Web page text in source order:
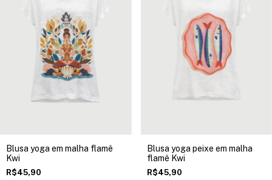
Blusa yoga em malha flamê
Kwi
R$45,90
Blusa yoga peixe em malha
flamê Kwi
R$45,90